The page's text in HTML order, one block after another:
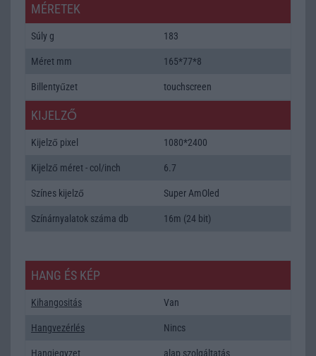
MÉRETEK
Súly g 183
Méret mm 165*77*8
Billentyűzet touchscreen
KIJELZŐ
Kijelző pixel 1080*2400
Kijelző méret - col/inch 6.7
Színes kijelző Super AmOled
Színárnyalatok száma db 16m (24 bit)
HANG ÉS KÉP
Kihangositás Van
Hangvezérlés Nincs
Hangjegyzet alap szolgáltatás